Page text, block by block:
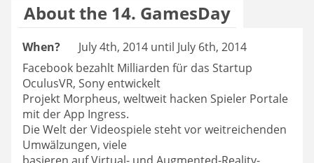
About the 14. GamesDay
When?
July 4th, 2014 until July 6th, 2014
Facebook bezahlt Milliarden für das Startup
OculusVR, Sony entwickelt
Projekt Morpheus, weltweit hacken Spieler Portale
mit der App Ingress.
Die Welt der Videospiele steht vor weitreichenden
Umwälzungen, viele